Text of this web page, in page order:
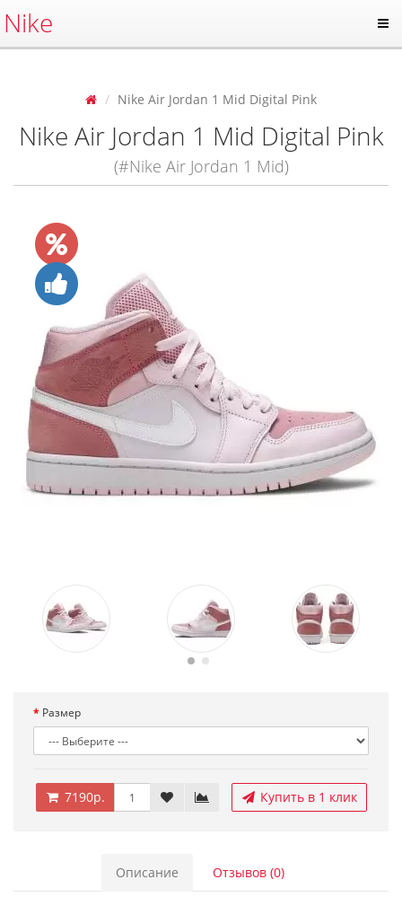
Nike
Nike Air Jordan 1 Mid Digital Pink
Nike Air Jordan 1 Mid Digital Pink
(#Nike Air Jordan 1 Mid)
Размер
7190р. Купить в 1 клик
Описание Отзывов (0)